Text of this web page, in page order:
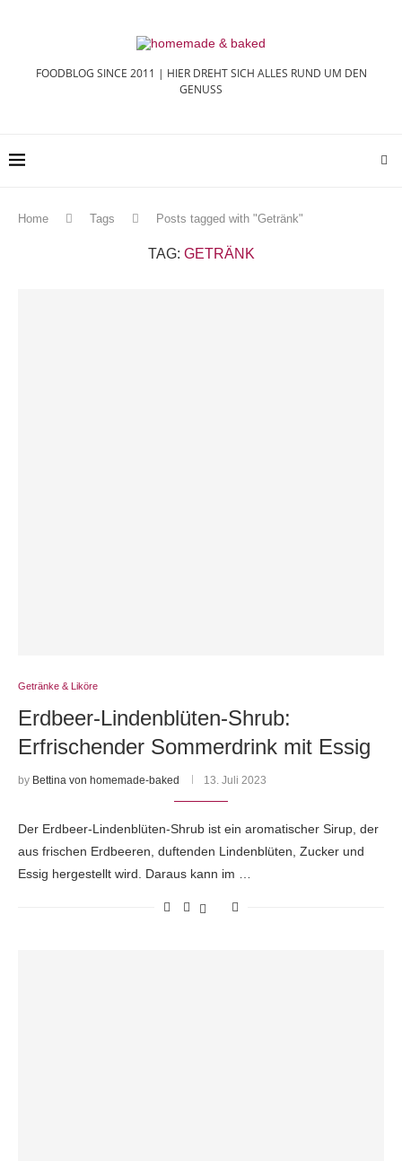
FOODBLOG SINCE 2011 | HIER DREHT SICH ALLES RUND UM DEN
GENUSS
Home Tags Posts tagged with "Getränk"
TAG: GETRÄNK
Getränke & Liköre
Erdbeer-Lindenblüten-Shrub:
Erfrischender Sommerdrink mit Essig
by Bettina von homemade-baked 13. Juli 2023
Der Erdbeer-Lindenblüten-Shrub ist ein aromatischer Sirup, der
aus frischen Erdbeeren, duftenden Lindenblüten, Zucker und
Essig hergestellt wird. Daraus kann im …